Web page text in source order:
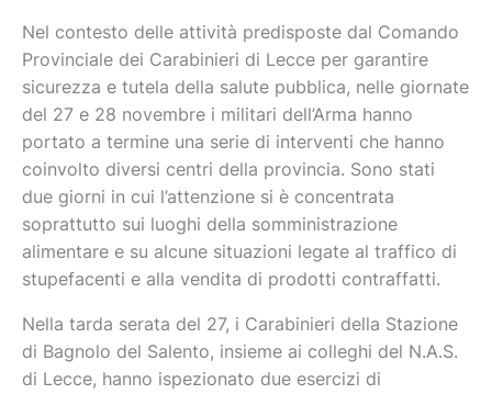
Nel contesto delle attività predisposte dal Comando
Provinciale dei Carabinieri di Lecce per garantire
sicurezza e tutela della salute pubblica, nelle giornate
del 27 e 28 novembre i militari dell’Arma hanno
portato a termine una serie di interventi che hanno
coinvolto diversi centri della provincia. Sono stati
due giorni in cui l’attenzione si è concentrata
soprattutto sui luoghi della somministrazione
alimentare e su alcune situazioni legate al traffico di
stupefacenti e alla vendita di prodotti contraffatti.
Nella tarda serata del 27, i Carabinieri della Stazione
di Bagnolo del Salento, insieme ai colleghi del N.A.S.
di Lecce, hanno ispezionato due esercizi di